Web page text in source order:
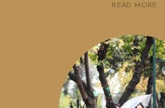
READ MORE